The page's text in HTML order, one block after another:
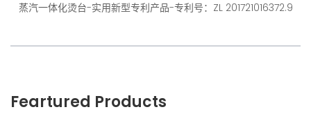
蒸汽一体化烫台-实用新型专利产品-专利号：ZL 201721016372.9
Feartured Products